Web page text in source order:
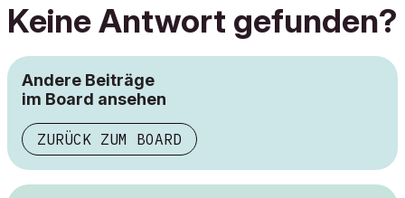
Keine Antwort gefunden?
Andere Beiträge
im Board ansehen
ZURÜCK ZUM BOARD